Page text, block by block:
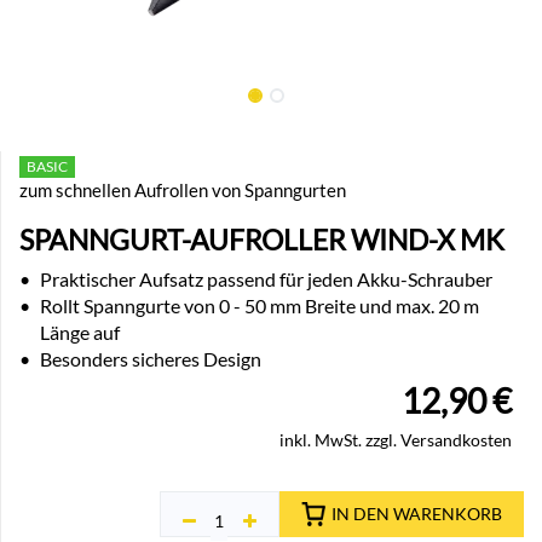
BASIC
zum schnellen Aufrollen von Spanngurten
SPANNGURT-AUFROLLER WIND-X MK
• Praktischer Aufsatz passend für jeden Akku-Schrauber
• Rollt Spanngurte von 0 - 50 mm Breite und max. 20 m
Länge auf
• Besonders sicheres Design
12,90€
inkl. MwSt. zzgl. Versandkosten
IN DEN WARENKORB